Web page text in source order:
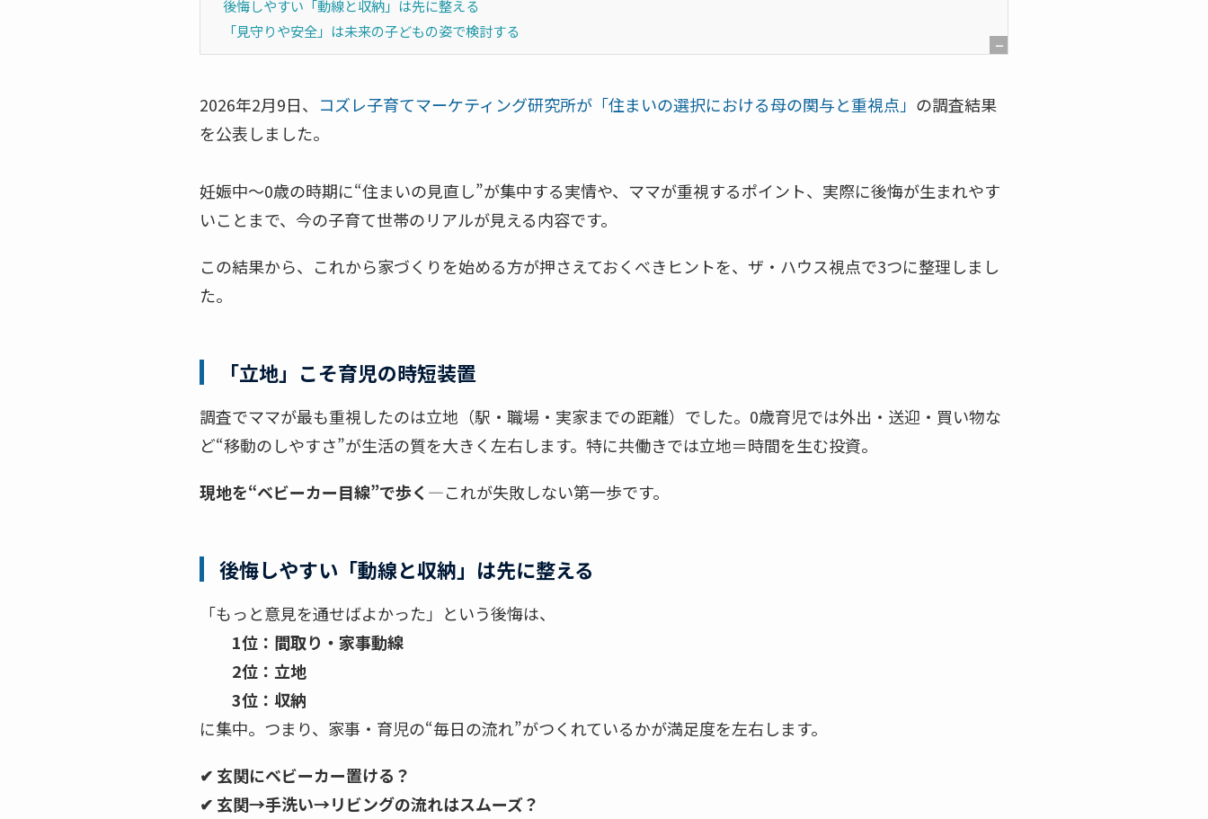
[
表
後悔しやすい「動線と収納」は先に整える
「見守りや安全」は未来の子どもの姿で検討する
2026年2月9日、 コズレ子育てマーケティング研究所が「住まいの選択における母の関与と重視点」 の調査結果
を公表しました。
妊娠中〜0歳の時期に“住まいの見直し”が集中する実情や、ママが重視するポイント、実際に後悔が生まれやす
いことまで、今の子育て世帯のリアルが見える内容です。
この結果から、これから家づくりを始める方が押さえておくべきヒントを、ザ・ハウス視点で3つに整理しまし
た。
「立地」こそ育児の時短装置
調査でママが最も重視したのは立地（駅・職場・実家までの距離）でした。0歳育児では外出・送迎・買い物な
ど“移動のしやすさ”が生活の質を大きく左右します。特に共働きでは立地＝時間を生む投資。
現地を“ベビーカー目線”で歩く —これが失敗しない第一歩です。
後悔しやすい「動線と収納」は先に整える
「もっと意見を通せばよかった」という後悔は、
1位：間取り・家事動線
2位：立地
3位：収納
に集中。つまり、家事・育児の“毎日の流れ”がつくれているかが満足度を左右します。
✔ 玄関にベビーカー置ける？
✔ 玄関→手洗い→リビングの流れはスムーズ？